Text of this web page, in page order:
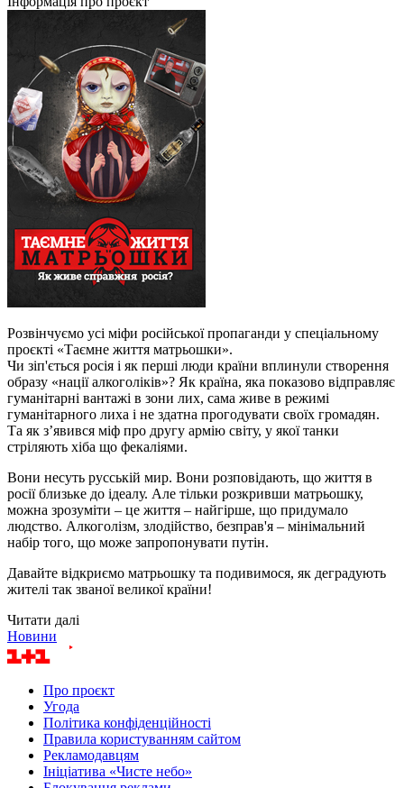
Розвінчуємо усі міфи російської пропаганди у спеціальному
проєкті «Таємне життя матрьошки».
Чи зіп'ється росія і як перші люди країни вплинули створення
образу «нації алкоголіків»? Як країна, яка показово відправляє
гуманітарні вантажі в зони лих, сама живе в режимі
гуманітарного лиха і не здатна прогодувати своїх громадян.
Та як з’явився міф про другу армію світу, у якої танки
стріляють хіба що фекаліями.
Вони несуть русській мир. Вони розповідають, що життя в
росії близьке до ідеалу. Але тільки розкривши матрьошку,
можна зрозуміти – це життя – найгірше, що придумало
людство. Алкоголізм, злодійство, безправ'я – мінімальний
набір того, що може запропонувати путін.
Давайте відкриємо матрьошку та подивимося, як деградують
жителі так званої великої країни!
Читати далі
Новини
Про проєкт
Угода
Політика конфіденційності
Правила користуванням сайтом
Рекламодавцям
Ініціатива «Чисте небо»